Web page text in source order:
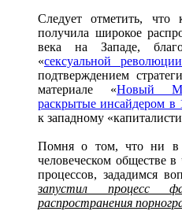
Следует отметить, что
получила широкое
века на Западе,
«сексуальной революции
подтверждением
материале «Новый
раскрытые инсайдером в
к западному
Помня о том, что ни в
человеческом обществе
процессов, зададимся
запустил процесс
распространения